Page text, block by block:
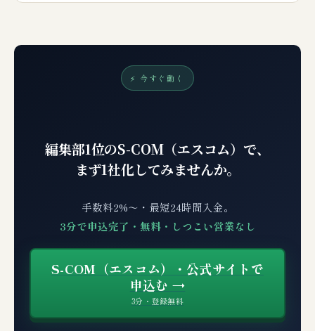
⚡ 今すぐ動く
編集部1位のS-COM（エスコム）で、
まず1社化してみませんか。
手数料2%〜・最短24時間入金。
3分で申込完了・無料・しつこい営業なし
S-COM（エスコム）・公式サイトで
申込む →
3分・登録無料